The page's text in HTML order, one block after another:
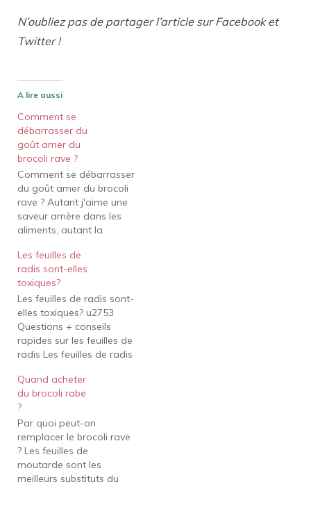
N’oubliez pas de partager l’article sur Facebook et
Twitter !
A lire aussi
Comment se
débarrasser du
goût amer du
brocoli rave ?
Comment se débarrasser
du goût amer du brocoli
rave ? Autant j'aime une
saveur amère dans les
aliments, autant la
bien plus amer que je ne
l'aime. Le moyen le plus
simple d'obtenir une
partie de cette saveur
amère est de la blanchir
d'abord. Juste…
Les feuilles de
radis sont-elles
toxiques?
Les feuilles de radis sont-
elles toxiques? u2753
Questions + conseils
rapides sur les feuilles de
radis Les feuilles de radis
en fait, elles sont un vert
nutritif qui a un goût
similaire à la bette à
carde (en fait, elles
appartiennent à la
même famille…
Quand acheter
du brocoli rabe
?
Par quoi peut-on
remplacer le brocoli rave
? Les feuilles de
moutarde sont les
meilleurs substituts du